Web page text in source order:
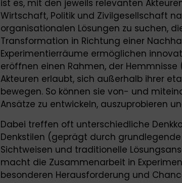
ist es, mit den jeweils relevanten
Wirtschaft, Politik und Zivilgesellschaft
organisationalen Lösungen zu suchen,
Transformation in Richtung einer
Experimentierräume ermöglichen
eröffnen einen Rahmen, der
Akteuren erlaubt, sich außerhalb ihrer
bewegen. So können sie von- und
Ansätze zu entwickeln, auszuprobieren
Dabei treffen oft unterschiedliche
Denkstilen (geprägt durch
Sichtweisen und traditionelle
macht die Zusammenarbeit in
besonderen Herausforderung und